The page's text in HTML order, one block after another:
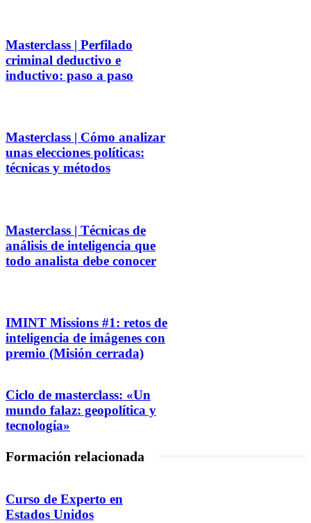
Masterclass | Perfilado
criminal deductivo e
inductivo: paso a paso
Masterclass | Cómo analizar
unas elecciones políticas:
técnicas y métodos
Masterclass | Técnicas de
análisis de inteligencia que
todo analista debe conocer
IMINT Missions #1: retos de
inteligencia de imágenes con
premio (Misión cerrada)
Ciclo de masterclass: «Un
mundo falaz: geopolítica y
tecnología»
Formación relacionada
Curso de Experto en
Estados Unidos